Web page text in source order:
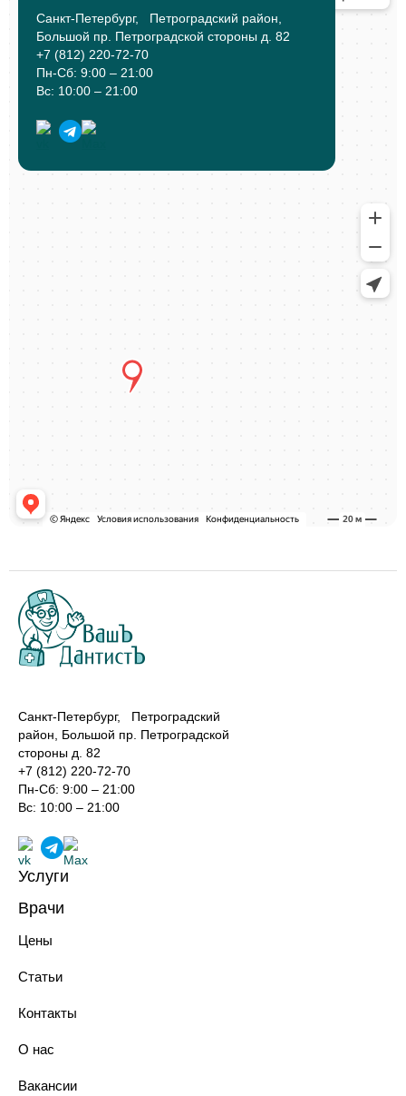
Санкт-Петербург, Петроградский район,
Большой пр. Петроградской стороны д. 82
+7 (812) 220-72-70
Пн-Сб: 9:00 – 21:00
Вс: 10:00 – 21:00
Санкт-Петербург, Петроградский
район, Большой пр. Петроградской
стороны д. 82
+7 (812) 220-72-70
Пн-Сб: 9:00 – 21:00
Вс: 10:00 – 21:00
Услуги
Лечение зубов
Реставрация зубов
Профилактика зубов
Протезирование зубов
Ортодонтия
Парадонтология лечения
Костультация у стоматолога
Врачи
Хирурги-имплантологи
Ортопеды
Терапевты
Ортодонты
Анестезиологи-реаниматологи
Цены
Статьи
Контакты
О нас
Вакансии